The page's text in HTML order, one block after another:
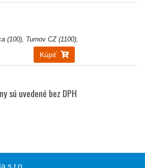
(100), Turnov CZ (1100),
Kúpiť
s.r.o.